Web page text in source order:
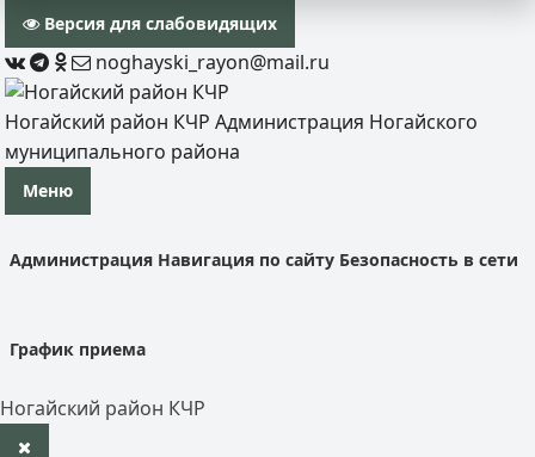
Версия для слабовидящих
noghayski_rayon@mail.ru
Ногайский район КЧР Администрация Ногайского
муниципального района
Меню
Администрация Навигация по сайту Безопасность в сети
График приема
Ногайский район КЧР